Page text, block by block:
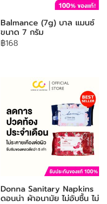
Balmance (7g) บาล แมนซ์
ขนาด 7 กรัม
฿168
Donna Sanitary Napkins
ดอนน่า ผ้าอนามัย ไม่อับชื้น ไม่